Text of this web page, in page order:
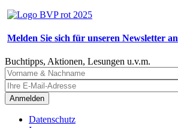
Melden Sie sich für unseren Newsletter an
Buchtipps, Aktionen, Lesungen u.v.m.
Anmelden
Datenschutz